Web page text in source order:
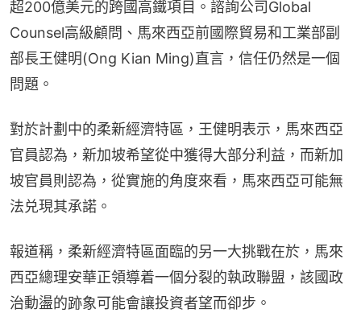
超200億美元的跨國高鐵項目。諮詢公司Global
Counsel高級顧問、馬來西亞前國際貿易和工業部副
部長王健明(Ong Kian Ming)直言，信任仍然是一個
問題。
對於計劃中的柔新經濟特區，王健明表示，馬來西亞
官員認為，新加坡希望從中獲得大部分利益，而新加
坡官員則認為，從實施的角度來看，馬來西亞可能無
法兑現其承諾。
報道稱，柔新經濟特區面臨的另一大挑戰在於，馬來
西亞總理安華正領導着一個分裂的執政聯盟，該國政
治動盪的跡象可能會讓投資者望而卻步。